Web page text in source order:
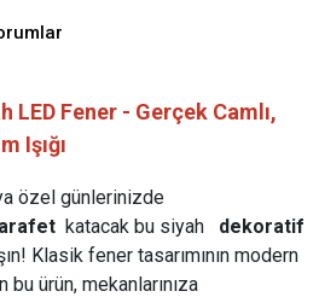
LED Fener - Gerçek Camlı,
Işığı
özel günlerinizde
katacak bu siyah dekoratif
Klasik fener tasarımının modern
ürün, mekanlarınıza